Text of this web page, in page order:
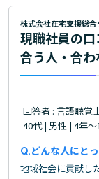
株式会社在宅支援総合
現職社員の
合う人・合わ
回答者 : 言語聴覚
40代 | 男性 | 4年
どんな人にと
地域社会に貢献し